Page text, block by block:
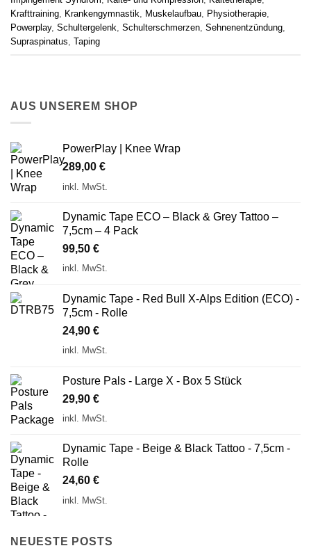
Krafttraining
Krankengymnastik Muskelaufbau Physiotherapie
Powerplay, Schultergelenk Schulterschmerzen Sehnenentzündung
Supraspinatus Taping
AUS UNSEREM SHOP
PowerPlay | Knee Wrap
289,00 €
inkl. MwSt.
Dynamic Tape ECO – Black & Grey Tattoo –
7,5cm – 4 Pack
99,50 €
inkl. MwSt.
Dynamic Tape - Red Bull X-Alps Edition (ECO) -
7,5cm - Rolle
24,90 €
inkl. MwSt.
Posture Pals - Large X - Box 5 Stück
29,90 €
inkl. MwSt.
Dynamic Tape - Beige & Black Tattoo - 7,5cm -
Rolle
24,60 €
inkl. MwSt.
NEUESTE POSTS